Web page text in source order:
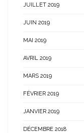
JUILLET 2019
JUIN 2019
MAI 2019
AVRIL 2019
MARS 2019
FÉVRIER 2019
JANVIER 2019
DÉCEMBRE 2018